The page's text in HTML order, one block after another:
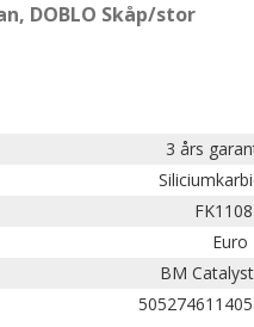
DOBLO Skåp/stor
3 års
Euro
BM